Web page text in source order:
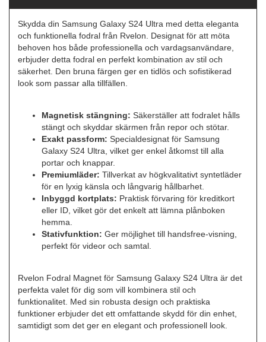
Skydda din Samsung Galaxy S24 Ultra med detta eleganta
och funktionella fodral från Rvelon. Designat för att möta
behoven hos både professionella och vardagsanvändare,
erbjuder detta fodral en perfekt kombination av stil och
säkerhet. Den bruna färgen ger en tidlös och sofistikerad
look som passar alla tillfällen.
Magnetisk stängning: Säkerställer att fodralet hålls
stängt och skyddar skärmen från repor och stötar.
Exakt passform: Specialdesignat för Samsung
Galaxy S24 Ultra, vilket ger enkel åtkomst till alla
portar och knappar.
Premiumläder: Tillverkat av högkvalitativt syntetläder
för en lyxig känsla och långvarig hållbarhet.
Inbyggd kortplats: Praktisk förvaring för kreditkort
eller ID, vilket gör det enkelt att lämna plånboken
hemma.
Stativfunktion: Ger möjlighet till handsfree-visning,
perfekt för videor och samtal.
Rvelon Fodral Magnet för Samsung Galaxy S24 Ultra är det
perfekta valet för dig som vill kombinera stil och
funktionalitet. Med sin robusta design och praktiska
funktioner erbjuder det ett omfattande skydd för din enhet,
samtidigt som det ger en elegant och professionell look.